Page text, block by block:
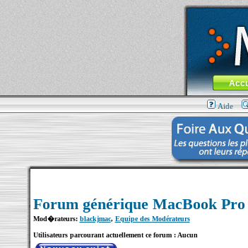
MacBook-fr.com :
Aller au contenu-
Menu
Aide
Forum générique MacBook Pro
Mod�rateurs: blackjmac, Equipe des Modérateurs
Utilisateurs parcourant actuellement ce forum : Aucun